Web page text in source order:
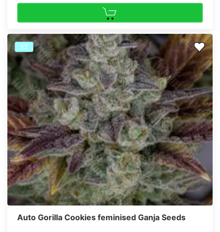
Х2
Auto Gorilla Cookies feminised Ganja Seeds